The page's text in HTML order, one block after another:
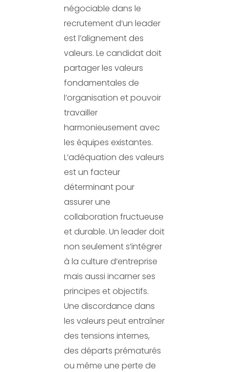
négociable dans le
recrutement d’un leader
est l’alignement des
valeurs. Le candidat doit
partager les valeurs
fondamentales de
l’organisation et pouvoir
travailler
harmonieusement avec
les équipes existantes.
L’adéquation des valeurs
est un facteur
déterminant pour
assurer une
collaboration fructueuse
et durable. Un leader doit
non seulement s’intégrer
à la culture d’entreprise
mais aussi incarner ses
principes et objectifs.
Une discordance dans
les valeurs peut entraîner
des tensions internes,
des départs prématurés
ou même une perte de